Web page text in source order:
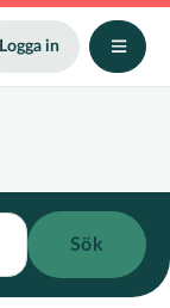
Logga in